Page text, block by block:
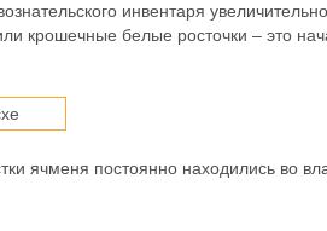
инвентаря
крошечные белые росточки – это
ячменя постоянно находились во